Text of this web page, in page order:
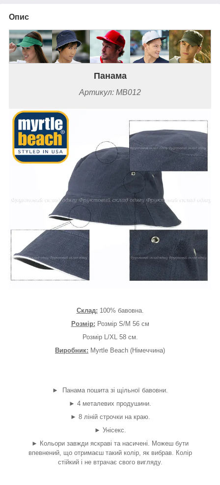
Опис
Панама
Артикул: MB012
Склад: 100% бавовна.
Розмір: Розмір S/M 56 см
Розмір L/XL 58 см.
Виробник: Myrtle Beach (Німеччина)
►
Панама пошита зі щільної бавовни.
► 4 металевих продушини.
► 8 ліній строчки на краю.
► Унісекс.
► Кольори завжди яскраві та насичені. Можеш бути
впевнений, що отримаєш такий колір, як вибрав. Колір
стійкий і не втрачає свого вигляду.